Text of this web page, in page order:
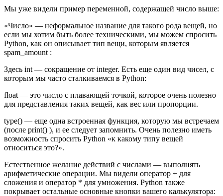
Мы уже видели пример переменной, содержащей число выше:
«Число» — неформальное название для такого рода вещей, но
если мы хотим быть более техническими, мы можем спросить
Python, как он описывает тип вещи, которым является
spam_amount :
Здесь int — сокращение от integer. Есть еще один вид чисел, с
которым мы часто сталкиваемся в Python:
float — это число с плавающей точкой, которое очень полезно
для представления таких вещей, как вес или пропорции.
type() — еще одна встроенная функция, которую мы встречаем
(после print() ), и ее следует запомнить. Очень полезно иметь
возможность спросить Python «к какому типу вещей
относиться это?».
Естественное желание действий с числами — выполнять
арифметические операции. Мы видели оператор + для
сложения и оператор * для умножения. Python также
покрывает остальные основные кнопки вашего калькулятора: